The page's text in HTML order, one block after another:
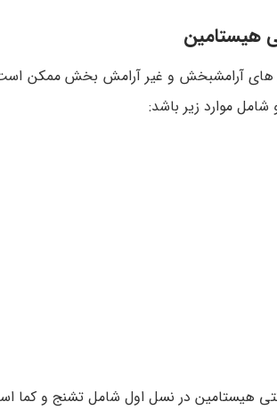
هیستامین
های آرامشبخش و غیر آرامش بخش ممکن
موارد زیر باشد:
هیستامین در نسل اول شامل تشنج و کما